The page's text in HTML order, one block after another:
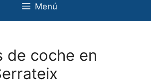
Menú
de coche en